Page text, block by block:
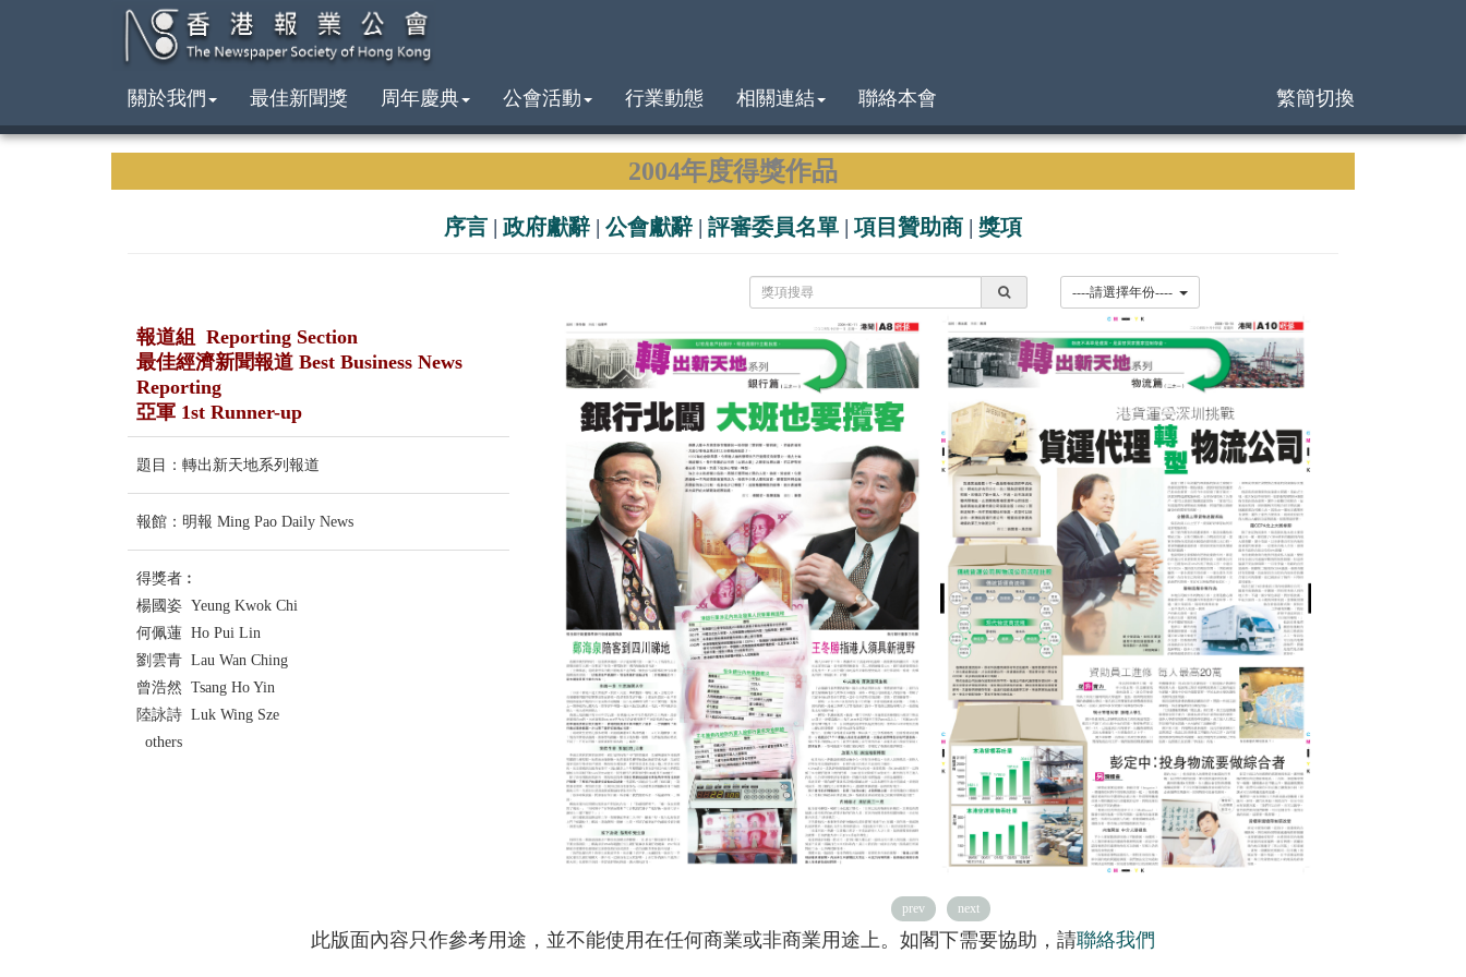
關於我們 最佳新聞獎 周年慶典 公會活動 行業動態 相關連結 聯絡本會 繁簡切換
2004年度得獎作品
序言 | 政府獻辭 | 公會獻辭 | 評審委員名單 | 項目贊助商 | 獎項
報道組 Reporting Section
最佳經濟新聞報道 Best Business News
Reporting
亞軍 1st Runner-up
題目：轉出新天地系列報道
報館：明報 Ming Pao Daily News
得獎者︰
楊國姿 Yeung Kwok Chi
何佩蓮 Ho Pui Lin
劉雲青 Lau Wan Ching
曾浩然 Tsang Ho Yin
陸詠詩 Luk Wing Sze
others
prev next
此版面內容只作參考用途，並不能使用在任何商業或非商業用途上。如閣下需要協助，請聯絡我們